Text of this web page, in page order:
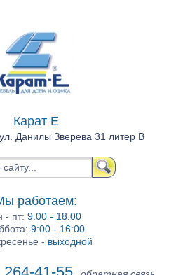
Карат Е
ул. Данилы Зверева 31 литер В
работаем:
- пт:9.00 - 18.00
9:00 - 16:00
- выходной